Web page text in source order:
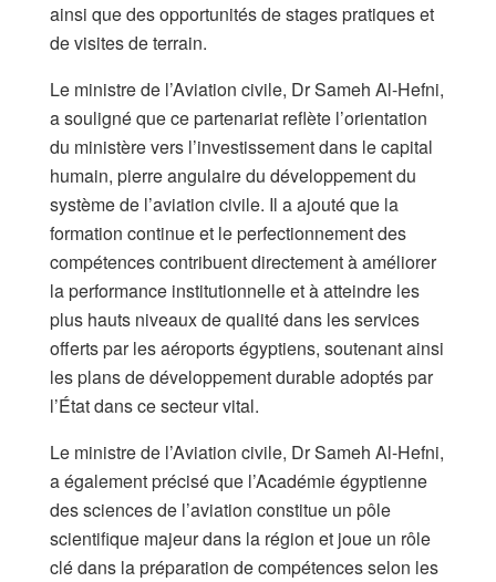
ainsi que des opportunités de stages pratiques et
de visites de terrain.
Le ministre de l’Aviation civile, Dr Sameh Al-Hefni,
a souligné que ce partenariat reflète l’orientation
du ministère vers l’investissement dans le capital
humain, pierre angulaire du développement du
système de l’aviation civile. Il a ajouté que la
formation continue et le perfectionnement des
compétences contribuent directement à améliorer
la performance institutionnelle et à atteindre les
plus hauts niveaux de qualité dans les services
offerts par les aéroports égyptiens, soutenant ainsi
les plans de développement durable adoptés par
l’État dans ce secteur vital.
Le ministre de l’Aviation civile, Dr Sameh Al-Hefni,
a également précisé que l’Académie égyptienne
des sciences de l’aviation constitue un pôle
scientifique majeur dans la région et joue un rôle
clé dans la préparation de compétences selon les